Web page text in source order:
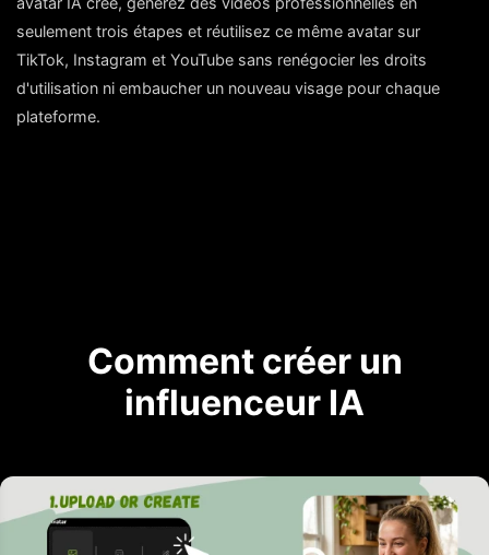
seulement trois étapes et réutilisez ce même avatar sur
TikTok, Instagram et YouTube sans renégocier les droits
d'utilisation ni embaucher un nouveau visage pour chaque
plateforme.
Comment créer un
influenceur IA